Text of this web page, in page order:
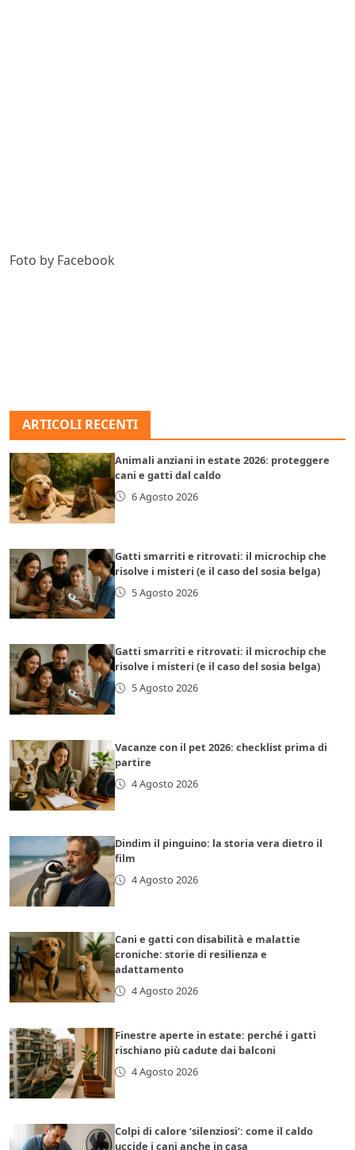
Foto by Facebook
ARTICOLI RECENTI
Animali anziani in estate 2026: proteggere
cani e gatti dal caldo
6 Agosto 2026
Gatti smarriti e ritrovati: il microchip che
risolve i misteri (e il caso del sosia belga)
5 Agosto 2026
Gatti smarriti e ritrovati: il microchip che
risolve i misteri (e il caso del sosia belga)
5 Agosto 2026
Vacanze con il pet 2026: checklist prima di
partire
4 Agosto 2026
Dindim il pinguino: la storia vera dietro il
film
4 Agosto 2026
Cani e gatti con disabilità e malattie
croniche: storie di resilienza e
adattamento
4 Agosto 2026
Finestre aperte in estate: perché i gatti
rischiano più cadute dai balconi
4 Agosto 2026
Colpi di calore ‘silenziosi’: come il caldo
uccide i cani anche in casa